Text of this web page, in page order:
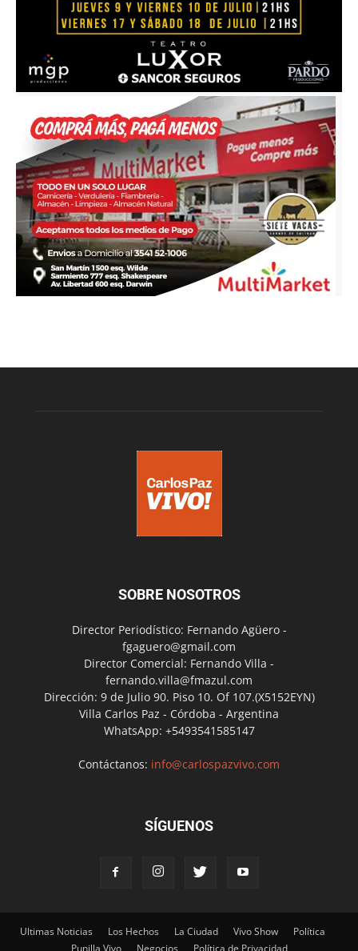
SOBRE NOSOTROS
Director Periodístico: Fernando Agüero -
fgaguero@gmail.com
Director Comercial: Fernando Villa -
fernando.villa@fmazul.com
Dirección: 9 de Julio 90. Piso 10. Of 107.(X5152EYN)
Villa Carlos Paz - Córdoba - Argentina
WhatsApp: +5493541585147
Contáctanos: info@carlospazvivo.com
SÍGUENOS
Ultimas Noticias Los Hechos La Ciudad Vivo Show
Política